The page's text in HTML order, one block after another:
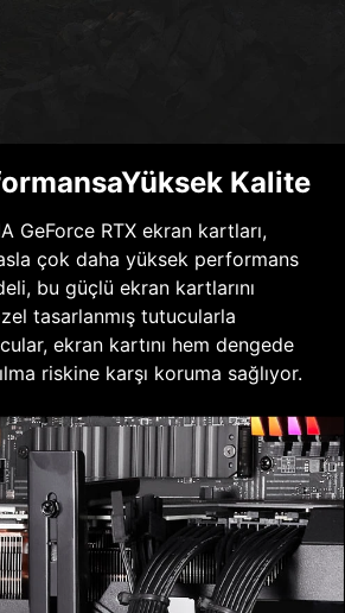
Kalite
GeForce RTX ekran kartları,
çok daha yüksek performans
bu güçlü ekran kartlarını
tasarlanmış tutucularla
ekran kartını hem dengede
riskine karşı koruma sağlıyor.